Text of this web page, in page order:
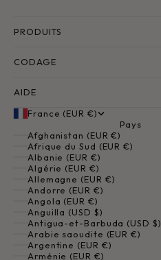
PRODUITS
CODAGE
AIDE
France (EUR €)
Pays
Afghanistan (EUR €)
Afrique du Sud (EUR €)
Albanie (EUR €)
Algérie (EUR €)
Allemagne (EUR €)
Andorre (EUR €)
Angola (EUR €)
Anguilla (USD $)
Antigua-et-Barbuda (USD $)
Arabie saoudite (EUR €)
Argentine (EUR €)
Arménie (EUR €)